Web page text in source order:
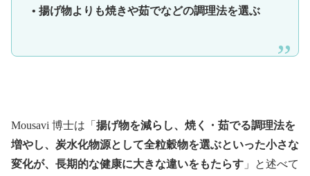
• 揚げ物よりも焼きや茹でなどの調理法を選ぶ
Mousavi 博士は「 揚げ物を減らし、焼く・茹でる調理法を
増やし、炭水化物源として全粒穀物を選ぶといった小さな
変化が、長期的な健康に大きな違いをもたらす 」と述べて